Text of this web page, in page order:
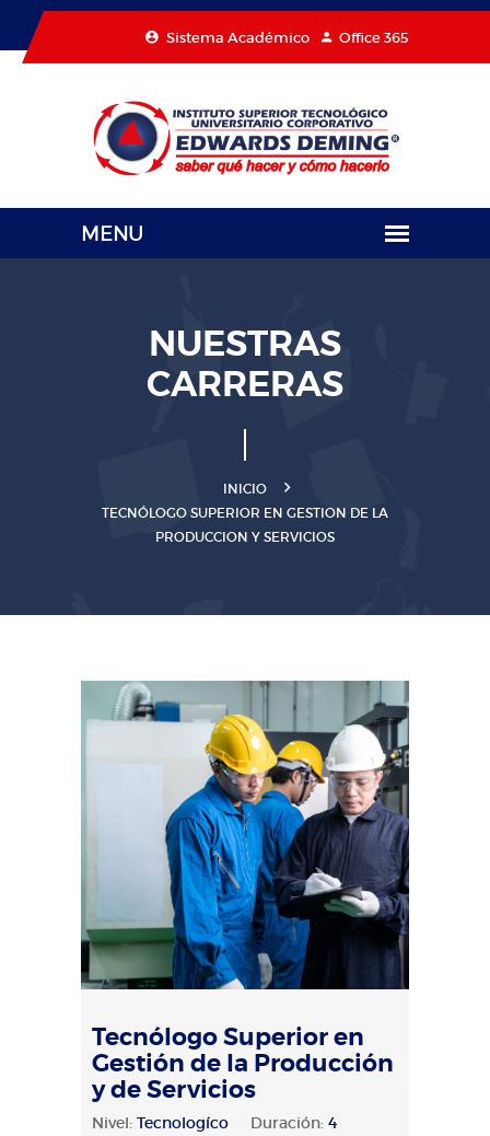
Sistema Académico Office 365
NUESTRAS
CARRERAS
INICIO
TECNÓLOGO SUPERIOR EN GESTION DE LA
PRODUCCION Y SERVICIOS
Tecnólogo Superior en
Gestión de la Producción
y de Servicios
Nivel: Tecnologíco Duración: 4